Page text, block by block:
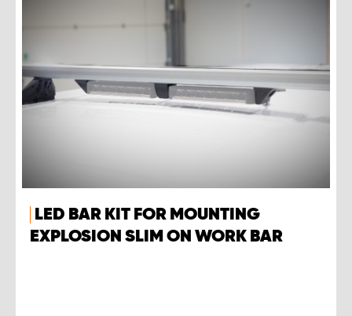
LED BAR KIT FOR MOUNTING
EXPLOSION SLIM ON WORK BAR